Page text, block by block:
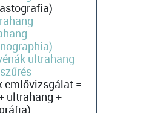
ultrahang
emlővizsgálat =
ultrahang +